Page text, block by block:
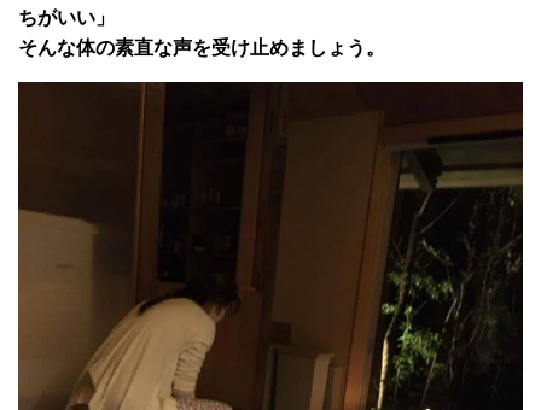
ちがいい」
そんな体の素直な声を受け止めましょう。